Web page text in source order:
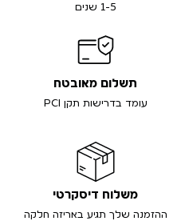
1-5 שנים
תשלום מאובטח
עומד בדרישות תקן PCI
משלוח דיסקרטי
ההזמנה שלך תגיע באריזה חלקה